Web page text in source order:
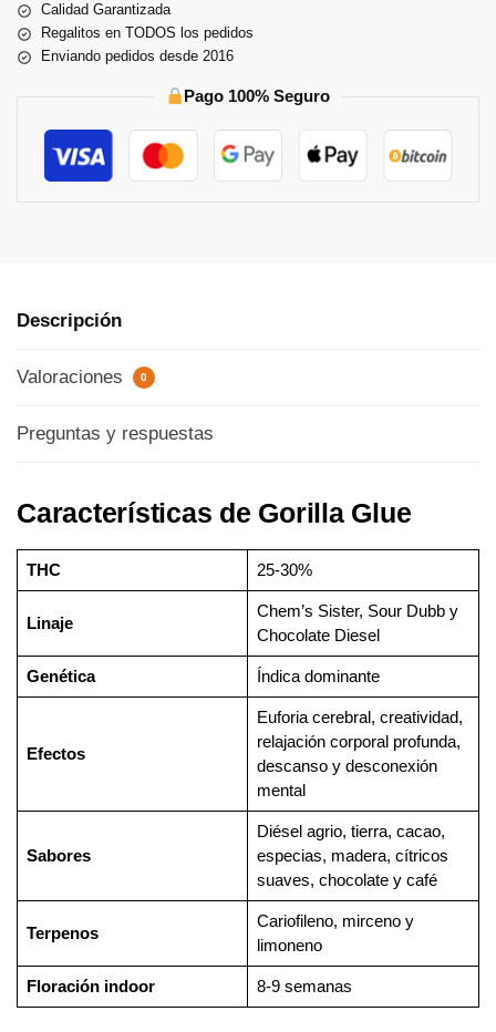
Calidad Garantizada
Regalitos en TODOS los pedidos
Enviando pedidos desde 2016
Pago 100% Seguro
Descripción
Valoraciones 0
Preguntas y respuestas
Características de Gorilla Glue
THC 25-30%
Linaje
Chem’s Sister, Sour Dubb y
Chocolate Diesel
Genética Índica dominante
Efectos
Euforia cerebral, creatividad,
relajación corporal profunda,
descanso y desconexión
mental
Sabores
Diésel agrio, tierra, cacao,
especias, madera, cítricos
suaves, chocolate y café
Terpenos
Cariofileno, mirceno y
limoneno
Floración indoor 8-9 semanas